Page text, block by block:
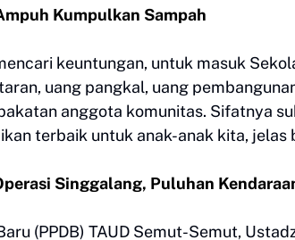
Kumpulkan Sampah
keuntungan, untuk masuk
uang pangkal, uang
anggota komunitas. Sifatnya
terbaik untuk anak-anak kita, jelas
Singgalang, Puluhan
(PPDB) TAUD Semut-Semut,